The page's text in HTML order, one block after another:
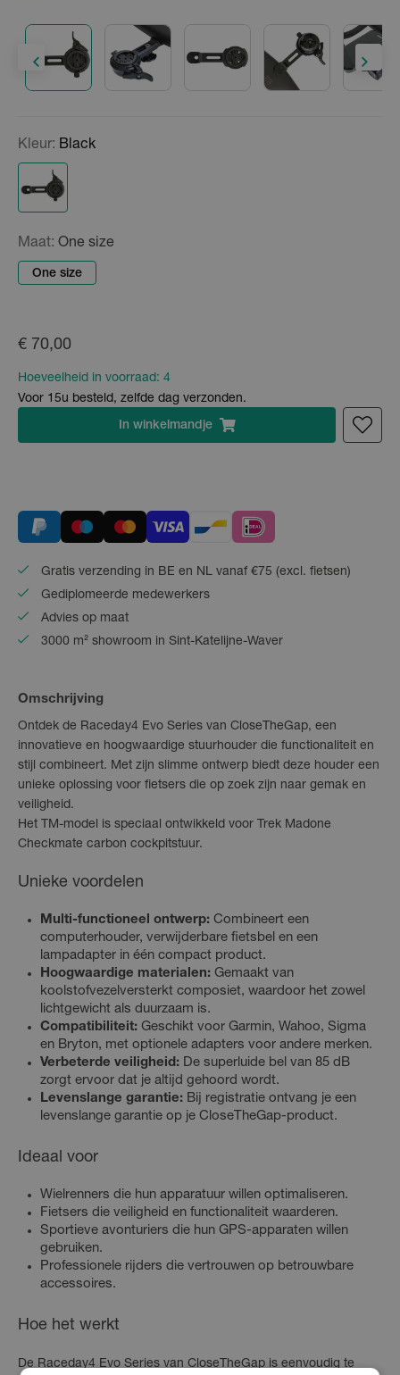
Kleur: Black
Maat: One size
One size
€ 70,00
Hoeveelheid in voorraad: 4
Voor 15u besteld, zelfde dag verzonden.
In winkelmandje
Gratis verzending in BE en NL vanaf €75 (excl. fietsen)
Gediplomeerde medewerkers
Advies op maat
3000 m² showroom in Sint-Katelijne-Waver
Omschrijving
Ontdek de Raceday4 Evo Series van CloseTheGap, een
innovatieve en hoogwaardige stuurhouder die functionaliteit en
stijl combineert. Met zijn slimme ontwerp biedt deze houder een
unieke oplossing voor fietsers die op zoek zijn naar gemak en
veiligheid.
Het TM-model is speciaal ontwikkeld voor Trek Madone
Checkmate carbon cockpitstuur.
Unieke voordelen
Multi-functioneel ontwerp: Combineert een
computerhouder, verwijderbare fietsbel en een
lampadapter in één compact product.
Hoogwaardige materialen: Gemaakt van
koolstofvezelversterkt composiet, waardoor het zowel
lichtgewicht als duurzaam is.
Compatibiliteit: Geschikt voor Garmin, Wahoo, Sigma
en Bryton, met optionele adapters voor andere merken.
Verbeterde veiligheid: De superluide bel van 85 dB
zorgt ervoor dat je altijd gehoord wordt.
Levenslange garantie: Bij registratie ontvang je een
levenslange garantie op je CloseTheGap-product.
Ideaal voor
Wielrenners die hun apparatuur willen optimaliseren.
Fietsers die veiligheid en functionaliteit waarderen.
Sportieve avonturiers die hun GPS-apparaten willen
gebruiken.
Professionele rijders die vertrouwen op betrouwbare
accessoires.
Hoe het werkt
De Raceday4 Evo Series van CloseTheGap is eenvoudig te